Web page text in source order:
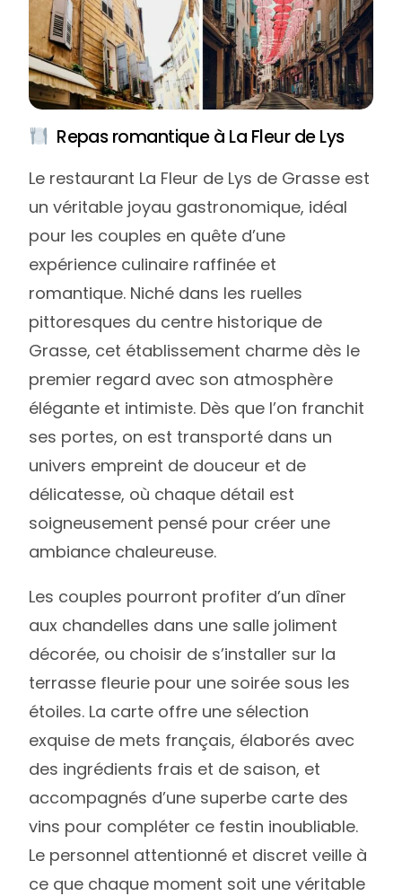
Repas romantique à La Fleur de Lys
Le restaurant La Fleur de Lys de Grasse est
un véritable joyau gastronomique, idéal
pour les couples en quête d’une
expérience culinaire raffinée et
romantique. Niché dans les ruelles
pittoresques du centre historique de
Grasse, cet établissement charme dès le
premier regard avec son atmosphère
élégante et intimiste. Dès que l’on franchit
ses portes, on est transporté dans un
univers empreint de douceur et de
délicatesse, où chaque détail est
soigneusement pensé pour créer une
ambiance chaleureuse.
Les couples pourront profiter d’un dîner
aux chandelles dans une salle joliment
décorée, ou choisir de s’installer sur la
terrasse fleurie pour une soirée sous les
étoiles. La carte offre une sélection
exquise de mets français, élaborés avec
des ingrédients frais et de saison, et
accompagnés d’une superbe carte des
vins pour compléter ce festin inoubliable.
Le personnel attentionné et discret veille à
ce que chaque moment soit une véritable